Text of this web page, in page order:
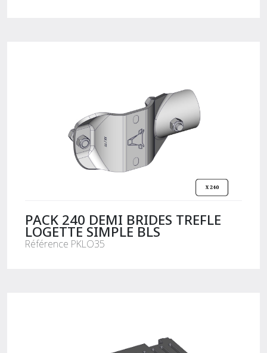
PACK 240 DEMI BRIDES TREFLE
LOGETTE SIMPLE BLS
Référence PKLO35